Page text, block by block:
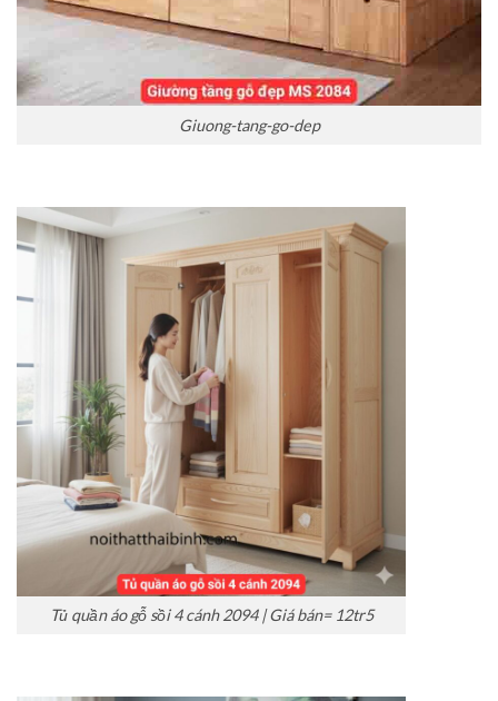
Giuong-tang-go-dep
Tủ quần áo gỗ sồi 4 cánh 2094 | Giá bán= 12tr5